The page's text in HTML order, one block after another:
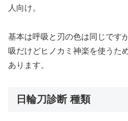
人向け。
基本は呼吸と刃の色は同じです
吸だけどヒノカミ神楽を使うた
あります。
日輪刀診断 種類